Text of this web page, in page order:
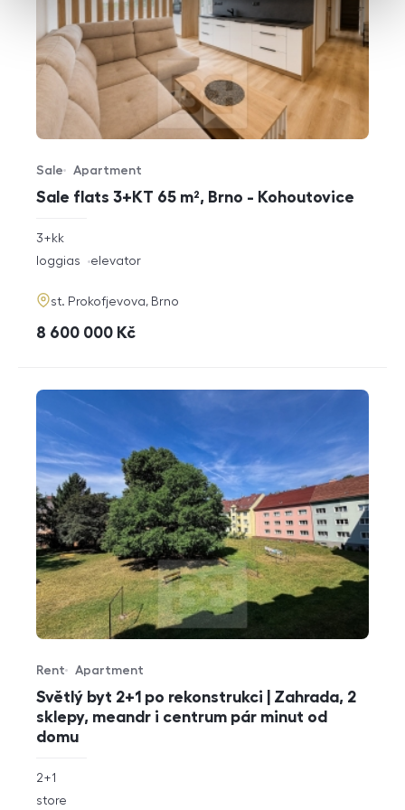
Sale flats 3+KT 65 m², Brno - Kohoutovice
Offer type
Sale
Property type
Apartment
rozměry
disposition
3+kk
funkce
loggias elevator
adresa
st. Prokofjevova, Brno
cena
8 600 000 Kč
Světlý byt 2+1 po rekonstrukci | Zahrada, 2
sklepy, meandr i centrum pár minut od
domu
Offer type
Rent
Property type
Apartment
rozměry
disposition
2+1
funkce
store